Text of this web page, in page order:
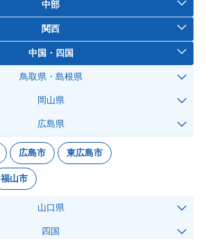
中部
関西
中国・四国
鳥取県・島根県
岡山県
広島県
広島市 東広島市
福山市
山口県
四国